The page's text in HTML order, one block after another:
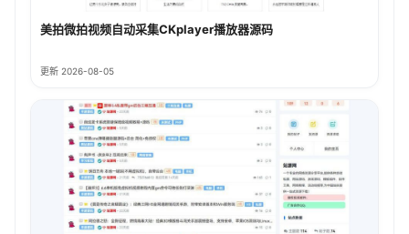
美拍微拍视频自动采集CKplayer播放器源码
更新 2026-08-05